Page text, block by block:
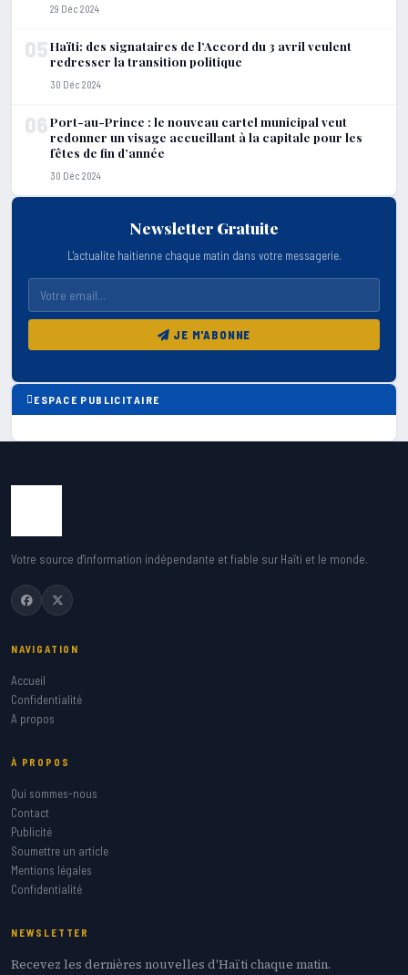
29 Déc 2024
05Haïti: des signataires de l’Accord du 3 avril veulent
redresser la transition politique
30 Déc 2024
06Port-au-Prince : le nouveau cartel municipal veut
redonner un visage accueillant à la capitale pour les
fêtes de fin d’année
30 Déc 2024
Newsletter Gratuite
L'actualite haitienne chaque matin dans votre messagerie.
JE M'ABONNE
ESPACE PUBLICITAIRE
Votre source d'information indépendante et fiable sur Haïti et le monde.
NAVIGATION
Accueil
Confidentialité
A propos
À PROPOS
Qui sommes-nous
Contact
Publicité
Soumettre un article
Mentions légales
Confidentialité
NEWSLETTER
Recevez les dernières nouvelles d'Haïti chaque matin.